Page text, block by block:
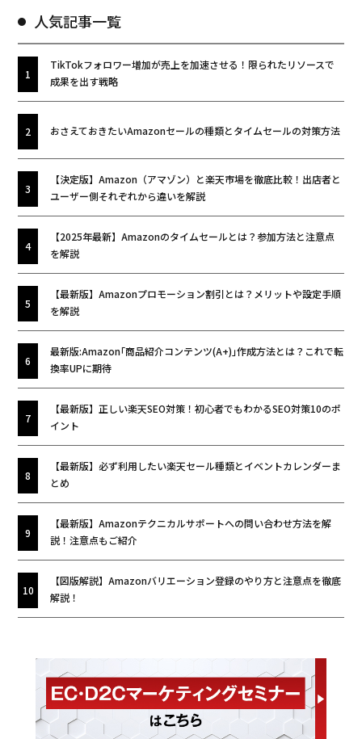
人気記事一覧
TikTokフォロワー増加が売上を加速させる！限られたリソースで
成果を出す戦略
おさえておきたいAmazonセールの種類とタイムセールの対策方法
【決定版】Amazon（アマゾン）と楽天市場を徹底比較！出店者と
ユーザー側それぞれから違いを解説
【2025年最新】Amazonのタイムセールとは？参加方法と注意点
を解説
【最新版】Amazonプロモーション割引とは？メリットや設定手順
を解説
最新版:Amazon｢商品紹介コンテンツ(A+)｣作成方法とは？これで転
換率UPに期待
【最新版】正しい楽天SEO対策！初心者でもわかるSEO対策10のポ
イント
【最新版】必ず利用したい楽天セール種類とイベントカレンダーま
とめ
【最新版】Amazonテクニカルサポートへの問い合わせ方法を解
説！注意点もご紹介
【図版解説】Amazonバリエーション登録のやり方と注意点を徹底
解説！